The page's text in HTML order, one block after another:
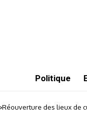
Politique
Réouverture des lieux de